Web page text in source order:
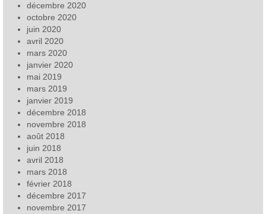
décembre 2020
octobre 2020
juin 2020
avril 2020
mars 2020
janvier 2020
mai 2019
mars 2019
janvier 2019
décembre 2018
novembre 2018
août 2018
juin 2018
avril 2018
mars 2018
février 2018
décembre 2017
novembre 2017